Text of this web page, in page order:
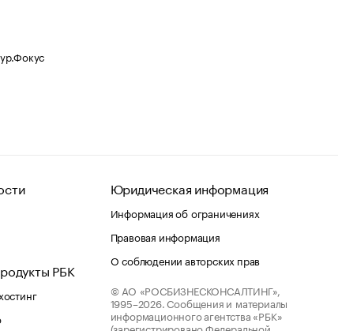
РБК
Юридическая информация
Информация об ограничениях
Правовая информация
О соблюдении авторских прав
© АО «РОСБИЗНЕСКОНСАЛТИНГ»,
1995–2026. Сообщения и материалы
информационного агентства «РБК»
(зарегистрировано Федеральной